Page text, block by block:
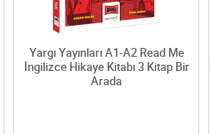
Yargı Yayınları A1-A2 Read Me
İngilizce Hikaye Kitabı 3 Kitap Bir
Arada